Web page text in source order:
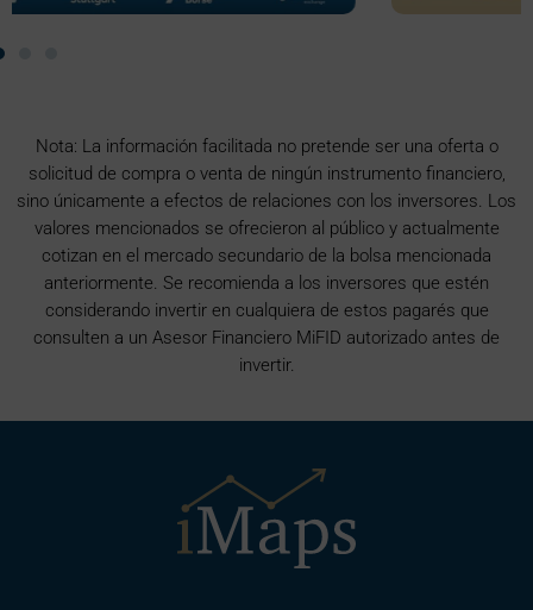
Nota: La información facilitada no pretende ser una oferta o
solicitud de compra o venta de ningún instrumento financiero,
sino únicamente a efectos de relaciones con los inversores. Los
valores mencionados se ofrecieron al público y actualmente
cotizan en el mercado secundario de la bolsa mencionada
anteriormente. Se recomienda a los inversores que estén
considerando invertir en cualquiera de estos pagarés que
consulten a un Asesor Financiero MiFID autorizado antes de
invertir.